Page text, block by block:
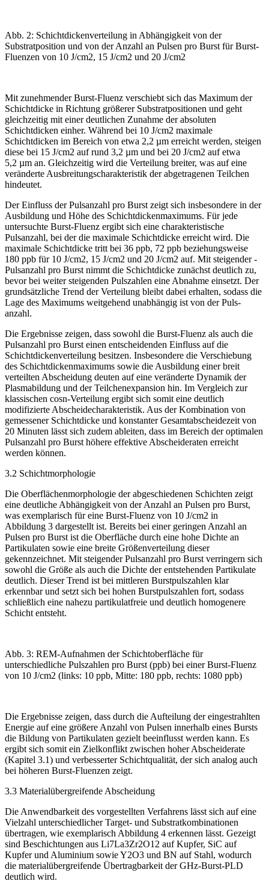
Abb. 2: Schichtdickenverteilung in Abhängigkeit von der
Substratposition und von der Anzahl an Pulsen pro Burst für Burst-
Fluenzen von 10 J/cm2, 15 J/cm2 und 20 J/cm2
Mit zunehmender Burst-Fluenz verschiebt sich das Maximum der
Schichtdicke in Richtung größerer Substratpositionen und geht
gleichzeitig mit einer deutlichen Zunahme der absoluten
Schichtdicken einher. Während bei 10 J/cm2 maximale
Schichtdicken im Bereich von etwa 2,2 µm erreicht werden, steigen
diese bei 15 J/cm2 auf rund 3,2 µm und bei 20 J/cm2 auf etwa
5,2 µm an. Gleichzeitig wird die Verteilung breiter, was auf eine
veränderte Ausbreitungscharakteristik der abgetragenen Teilchen
hindeutet.
Der Einfluss der Pulsanzahl pro Burst zeigt sich insbesondere in der
Ausbildung und Höhe des Schichtdickenmaximums. Für jede
untersuchte Burst-Fluenz ergibt sich eine charakteristische
Pulsanzahl, bei der die maximale Schichtdicke erreicht wird. Die
maximale Schichtdicke tritt bei 36 ppb, 72 ppb beziehungsweise
180 ppb für 10 J/cm2, 15 J/cm2 und 20 J/cm2 auf. Mit steigender ­
Pulsanzahl pro Burst nimmt die Schichtdicke zunächst deutlich zu,
bevor bei weiter steigenden Pulszahlen eine Abnahme einsetzt. Der
grundsätzliche Trend der Verteilung bleibt dabei erhalten, sodass die
Lage des Maximums weitgehend unabhängig ist von der Puls­
anzahl.
Die Ergebnisse zeigen, dass sowohl die Burst-Fluenz als auch die
Pulsanzahl pro Burst einen entscheidenden Einfluss auf die
Schichtdickenverteilung besitzen. Insbesondere die Verschiebung
des Schichtdickenmaximums sowie die Ausbildung einer breit
verteilten Abscheidung deuten auf eine veränderte Dynamik der
Plasmabildung und der Teilchen­expansion hin. Im Vergleich zur
klassischen cosn-Verteilung ergibt sich somit eine deutlich
modifizierte Abscheidecharakteristik. Aus der Kombination von
gemessener Schichtdicke und konstanter Gesamtabscheidezeit von
20 Minuten lässt sich zudem ableiten, dass im Bereich der optimalen
Pulsanzahl pro Burst höhere effektive Abscheideraten erreicht
werden können.
3.2 Schichtmorphologie
Die Oberflächenmorphologie der abgeschiedenen Schichten zeigt
eine deutliche Abhän­gigkeit von der Anzahl an Pulsen pro Burst,
was exemplarisch für eine Burst-Fluenz von 10 J/cm2 in
Abbildung 3 dargestellt ist. Bereits bei einer geringen Anzahl an
Pulsen pro Burst ist die Oberfläche durch eine hohe Dichte an
Partikulaten sowie eine breite Größenverteilung dieser
gekennzeichnet. Mit steigender Pulsanzahl pro Burst verringern sich
sowohl die Größe als auch die Dichte der entstehenden Partikulate
deutlich. Dieser Trend ist bei mittleren Burstpulszahlen klar
erkennbar und setzt sich bei hohen Burstpulszahlen fort, sodass
schließlich eine nahezu partikulatfreie und deutlich homogenere
Schicht entsteht.
Abb. 3: REM-Aufnahmen der Schichtoberfläche für
unterschiedliche Pulszahlen pro Burst (ppb) bei einer Burst-Fluenz
von 10 J/cm2 (links: 10 ppb, Mitte: 180 ppb, rechts: 1080 ppb)
Die Ergebnisse zeigen, dass durch die Aufteilung der eingestrahlten
Energie auf eine größere Anzahl von Pulsen innerhalb eines Bursts
die Bildung von Partikulaten gezielt beeinflusst werden kann. Es
ergibt sich somit ein Zielkonflikt zwischen hoher Abscheiderate
(Kapitel 3.1) und verbesserter Schichtqualität, der sich analog auch
bei höheren Burst-Fluenzen zeigt.
3.3 ­Materialübergreifende Abscheidung
Die Anwendbarkeit des vorgestellten Verfahrens lässt sich auf eine
Vielzahl unterschiedlicher Target- und Substratkombinationen
übertragen, wie exemplarisch Abbildung 4 erkennen lässt. Gezeigt
sind Beschichtungen aus Li7La3Zr2O12 auf Kupfer, SiC auf
Kupfer und Aluminium sowie Y2O3 und BN auf Stahl, wodurch
die materialübergreifende Übertragbarkeit der GHz-Burst-PLD
deutlich wird.